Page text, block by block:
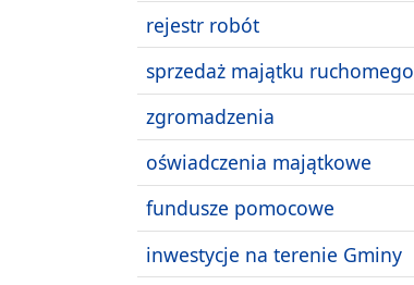
rejestr robót
sprzedaż majątku ruchomego
zgromadzenia
oświadczenia majątkowe
fundusze pomocowe
inwestycje na terenie Gminy